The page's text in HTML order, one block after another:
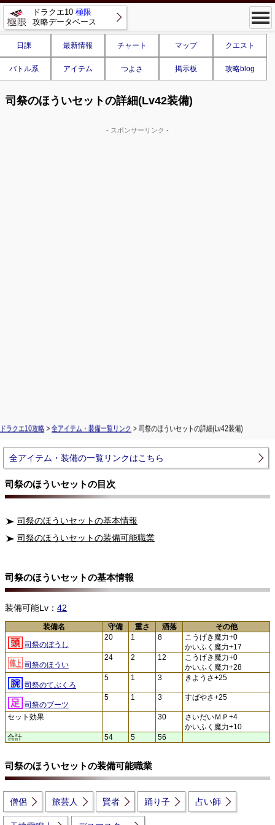
ドラクエ10 極限
攻略データベース
日課 最新情報 チャート マップ クエスト
バトル系 アイテム つよさ 掲示板 攻略blog
司祭のほういセットの詳細(Lv42装備)
- スポンサーリンク -
ドラクエ10攻略 > 全アイテム・装備一覧リンク > 司祭のほういセットの詳細(Lv42装備)
全アイテム・装備の一覧リンクはこちら
司祭のほういセットの目次
司祭のほういセットの基本情報
司祭のほういセットの装備可能職業
司祭のほういセットの基本情報
装備可能Lv： 42
装備名 守備 重さ 洒落 その他
司祭のぼうし
20 1 8
こうげき魔力+0
かいふく魔力+17
司祭のほうい
24 2 12
こうげき魔力+0
かいふく魔力+28
司祭のてぶくろ
5 1 3 きようさ+25
司祭のブーツ
5 1 3 すばやさ+25
セット効果 30
さいだいＭＰ+4
かいふく魔力+10
合計
54 5 56
司祭のほういセットの装備可能職業
僧侶 旅芸人 賢者 踊り子 占い師